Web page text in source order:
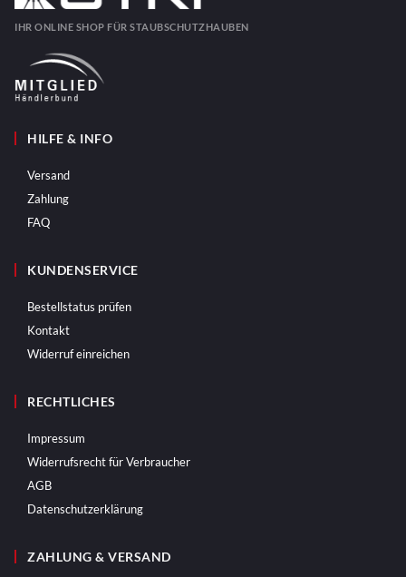
IHR ONLINE SHOP FÜR STAUBSCHUTZHAUBEN
HILFE & INFO
Versand
Zahlung
FAQ
KUNDENSERVICE
Bestellstatus prüfen
Kontakt
Widerruf einreichen
RECHTLICHES
Impressum
Widerrufsrecht für Verbraucher
AGB
Datenschutzerklärung
ZAHLUNG & VERSAND